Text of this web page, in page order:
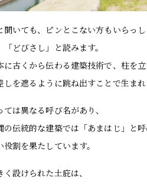
聞いても、ピンとこない方もいらっ
「どびさし」と読みます。
に古くから伝わる建築技術で、柱を立
しを遮るように跳ね出すことで生まれ
は異なる呼び名があり、
の伝統的な建築では「あまはじ」と呼
役割を果たしています。
設けられた土庇は、